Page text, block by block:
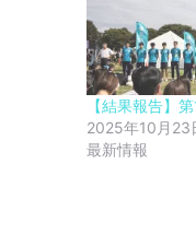
【結果報告】
2025年10月23
最新情報